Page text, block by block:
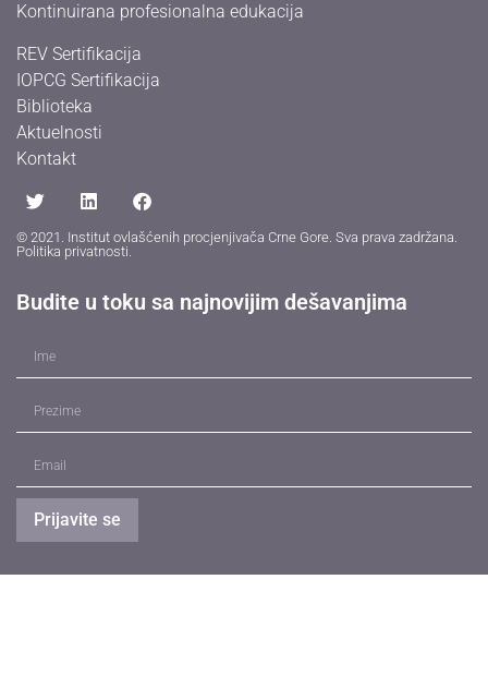
Kontinuirana profesionalna edukacija
REV Sertifikacija
IOPCG Sertifikacija
Biblioteka
Aktuelnosti
Kontakt
© 2021. Institut ovlašćenih procjenjivača Crne Gore. Sva prava zadržana.
Politika privatnosti.
Budite u toku sa najnovijim dešavanjima
Prijavite se